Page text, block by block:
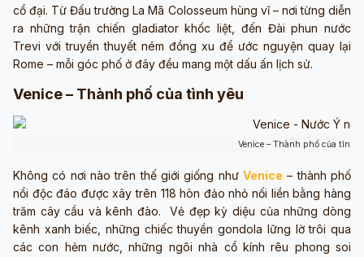
cổ đại. Từ Đấu trường La Mã Colosseum hùng vĩ – nơi từng diễn
ra những trận chiến gladiator khốc liệt, đến Đài phun nước
Trevi với truyền thuyết ném đồng xu để ước nguyện quay lại
Rome – mỗi góc phố ở đây đều mang một dấu ấn lịch sử.
Venice – Thành phố của tình yêu
Venice – Thành phố của tình
Không có nơi nào trên thế giới giống như Venice – thành phố
nổi độc đáo được xây trên 118 hòn đảo nhỏ nối liền bằng hàng
trăm cây cầu và kênh đào. Vẻ đẹp kỳ diệu của những dòng
kênh xanh biếc, những chiếc thuyền gondola lững lờ trôi qua
các con hẻm nước, những ngôi nhà cổ kính rêu phong soi